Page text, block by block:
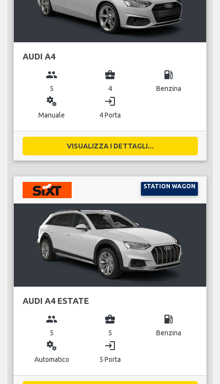
AUDI A4
group
5
business_center
4
local_gas_station
Benzina
miscellaneous_services
Manuale
login
4 Porta
VISUALIZZA I DETTAGLI...
STATION WAGON
AUDI A4 ESTATE
group
5
business_center
5
local_gas_station
Benzina
miscellaneous_services
Automatico
login
5 Porta